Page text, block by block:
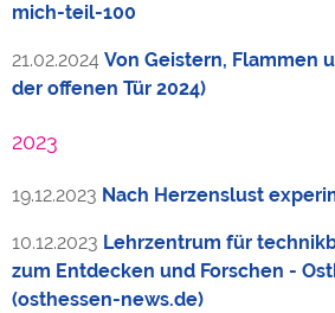
mich-teil-100
21.02.2024 Von Geistern, Flammen
der offenen Tür 2024)
2023
19.12.2023 Nach Herzenslust
10.12.2023 Lehrzentrum für
zum Entdecken und Forschen -
(osthessen-news.de)